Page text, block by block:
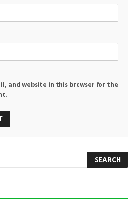
and website in this browser for the